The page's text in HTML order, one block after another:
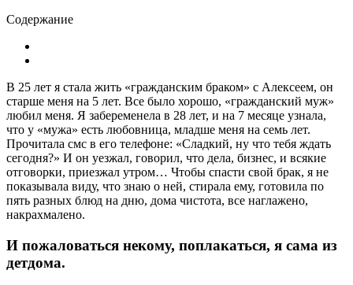
Содержание
В 25 лет я стала жить «гражданским браком» с Алексеем, он
старше меня на 5 лет. Все было хорошо, «гражданский муж»
любил меня. Я забеременела в 28 лет, и на 7 месяце узнала,
что у «мужа» есть любовница, младше меня на семь лет.
Прочитала смс в его телефоне: «Сладкий, ну что тебя ждать
сегодня?» И он уезжал, говорил, что дела, бизнес, и всякие
отговорки, приезжал утром… Чтобы спасти свой брак, я не
показывала виду, что знаю о ней, стирала ему, готовила по
пять разных блюд на дню, дома чистота, все наглажено,
накрахмалено.
И пожаловаться некому, поплакаться, я сама из
детдома.